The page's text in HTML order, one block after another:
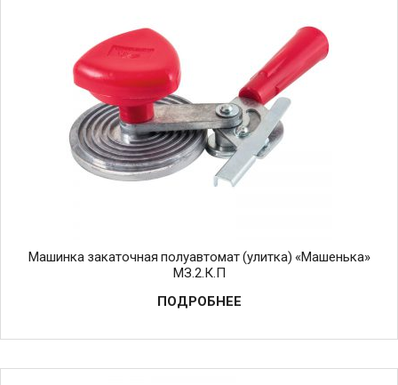
Машинка закаточная полуавтомат (улитка) «Машенька»
МЗ.2.К.П
ПОДРОБНЕЕ